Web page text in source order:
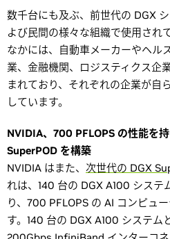
数千台にも及ぶ、前世代の DGX
よび民間の様々な組織で使用され
なかには、自動車メーカーやヘル
業、金融機関、ロジスティクス企
まれており、それぞれの企業が自
しています。
NVIDIA、700 PFLOPS の性能を
SuperPOD を構築
NVIDIA はまた、 次世代の DGX
れは、140 台の DGX A100 システ
り、700 PFLOPS の AI コンピュ
す。140 台の DGX A100 システム